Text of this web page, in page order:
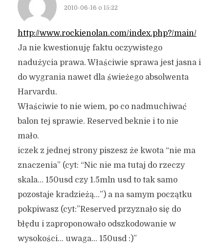
2010-06-16 o 15:22
http://www.rockienolan.com/index.php?/main/
Ja nie kwestionuję faktu oczywistego
nadużycia prawa. Właściwie sprawa jest jasna i
do wygrania nawet dla świeżego absolwenta
Harvardu.
Właściwie to nie wiem, po co nadmuchiwać
balon tej sprawie. Reserved beknie i to nie
mało.
iczek z jednej strony piszesz że kwota “nie ma
znaczenia” (cyt: “Nic nie ma tutaj do rzeczy
skala… 150usd czy 1.5mln usd to tak samo
pozostaje kradzieżą…”) a na samym początku
pokpiwasz (cyt:”Reserved przyznało się do
błędu i zaproponowało odszkodowanie w
wysokości… uwaga… 150usd :)”